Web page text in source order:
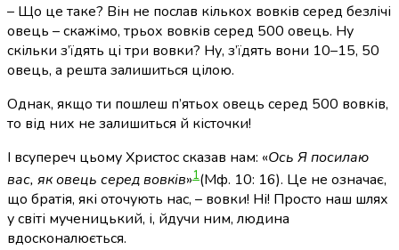
– Що це таке? Він не послав кількох вовків серед безлічі
овець – скажімо, трьох вовків серед 500 овець. Ну
скільки з’їдять ці три вовки? Ну, з’їдять вони 10–15, 50
овець, а решта залишиться цілою.
Однак, якщо ти пошлеш п’ятьох овець серед 500 вовків,
то від них не залишиться й кісточки!
І всупереч цьому Христос сказав нам: «Ось Я посилаю
вас, як овець серед вовків»1(Мф. 10: 16). Це не означає,
що братія, які оточують нас, – вовки! Ні! Просто наш шлях
у світі мученицький, і, йдучи ним, людина
вдосконалюється.